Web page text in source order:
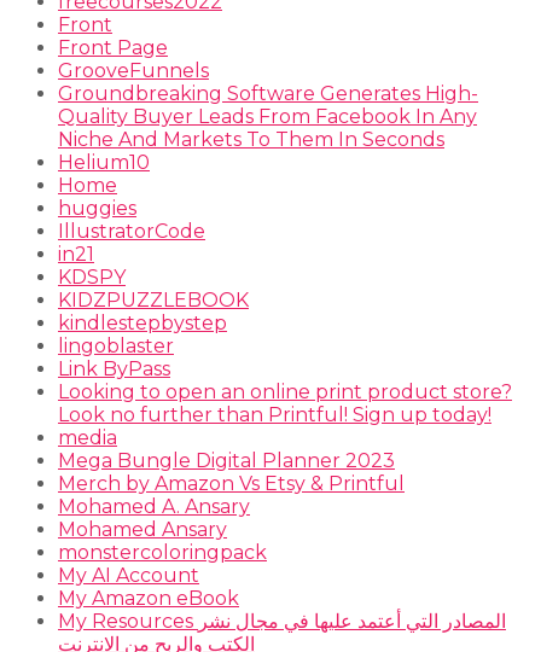
Front
Front Page
GrooveFunnels
Groundbreaking Software Generates High-
Quality Buyer Leads From Facebook In Any
Niche And Markets To Them In Seconds
Helium10
Home
huggies
IllustratorCode
in21
KDSPY
KIDZPUZZLEBOOK
kindlestepbystep
lingoblaster
Link ByPass
Looking to open an online print product store?
Look no further than Printful! Sign up today!
media
Mega Bungle Digital Planner 2023
Merch by Amazon Vs Etsy & Printful
Mohamed A. Ansary
Mohamed Ansary
monstercoloringpack
My AI Account
My Amazon eBook
My Resources المصادر التي أعتمد عليها في مجال نشر
الكتب والربح من الانترنت